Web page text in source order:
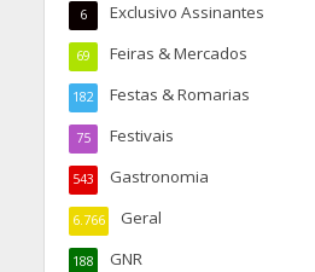
Exclusivo Assinantes
6
Feiras & Mercados
69
Festas & Romarias
182
Festivais
75
Gastronomia
543
Geral
6.766
GNR
188